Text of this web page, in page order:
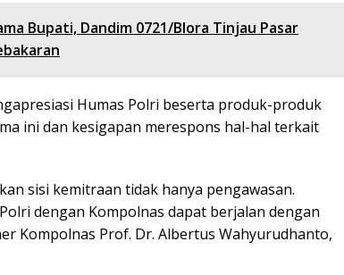
Bupati, Dandim 0721/Blora Tinjau Pasar
Humas Polri beserta produk-produk
ini dan kesigapan merespons hal-hal terkait
sisi kemitraan tidak hanya pengawasan.
dengan Kompolnas dapat berjalan dengan
Kompolnas Prof. Dr. Albertus Wahyurudhanto,